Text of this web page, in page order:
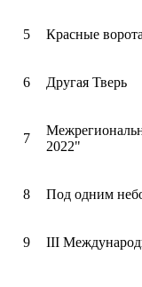
5 Красные
6 Другая Тверь
7
2022"
8 Под одним
9 III